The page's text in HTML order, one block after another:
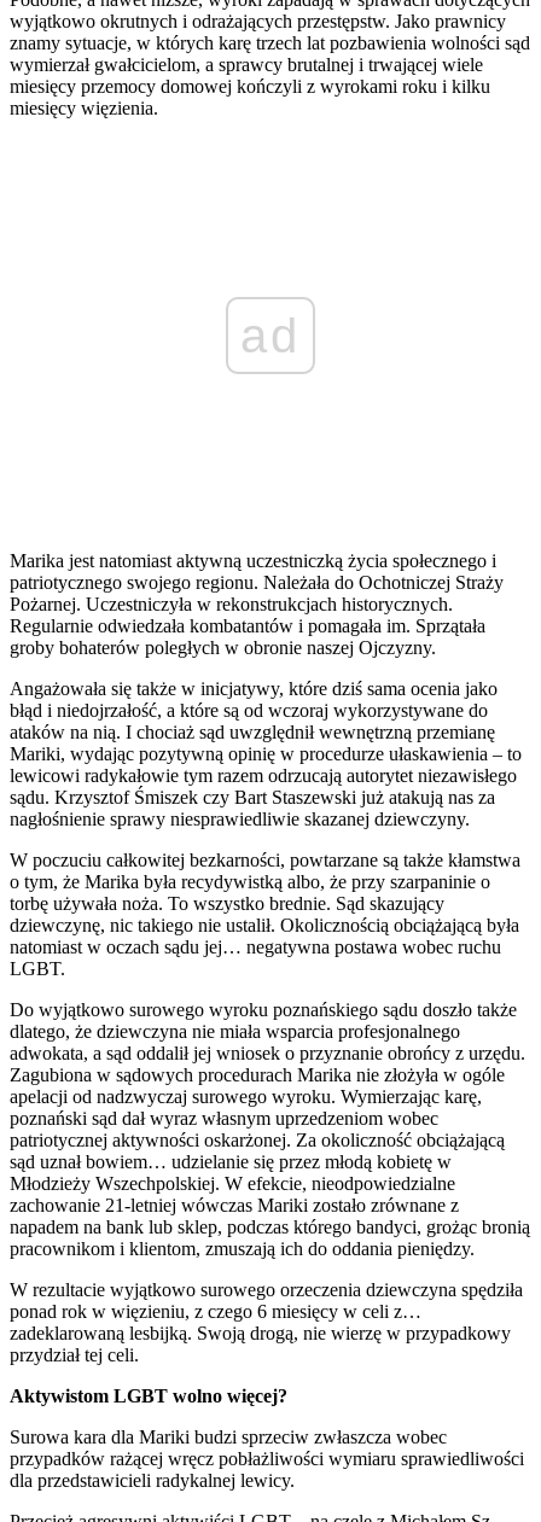
wyjątkowo okrutnych i odrażających przestępstw. Jako prawnicy
znamy sytuacje, w których karę trzech lat pozbawienia wolności sąd
wymierzał gwałcicielom, a sprawcy brutalnej i trwającej wiele
miesięcy przemocy domowej kończyli z wyrokami roku i kilku
miesięcy więzienia.
ad
Marika jest natomiast aktywną uczestniczką życia społecznego i
patriotycznego swojego regionu. Należała do Ochotniczej Straży
Pożarnej. Uczestniczyła w rekonstrukcjach historycznych.
Regularnie odwiedzała kombatantów i pomagała im. Sprzątała
groby bohaterów poległych w obronie naszej Ojczyzny.
Angażowała się także w inicjatywy, które dziś sama ocenia jako
błąd i niedojrzałość, a które są od wczoraj wykorzystywane do
ataków na nią. I chociaż sąd uwzględnił wewnętrzną przemianę
Mariki, wydając pozytywną opinię w procedurze ułaskawienia – to
lewicowi radykałowie tym razem odrzucają autorytet niezawisłego
sądu. Krzysztof Śmiszek czy Bart Staszewski już atakują nas za
nagłośnienie sprawy niesprawiedliwie skazanej dziewczyny.
W poczuciu całkowitej bezkarności, powtarzane są także kłamstwa
o tym, że Marika była recydywistką albo, że przy szarpaninie o
torbę używała noża. To wszystko brednie. Sąd skazujący
dziewczynę, nic takiego nie ustalił. Okolicznością obciążającą była
natomiast w oczach sądu jej… negatywna postawa wobec ruchu
LGBT.
Do wyjątkowo surowego wyroku poznańskiego sądu doszło także
dlatego, że dziewczyna nie miała wsparcia profesjonalnego
adwokata, a sąd oddalił jej wniosek o przyznanie obrońcy z urzędu.
Zagubiona w sądowych procedurach Marika nie złożyła w ogóle
apelacji od nadzwyczaj surowego wyroku. Wymierzając karę,
poznański sąd dał wyraz własnym uprzedzeniom wobec
patriotycznej aktywności oskarżonej. Za okoliczność obciążającą
sąd uznał bowiem… udzielanie się przez młodą kobietę w
Młodzieży Wszechpolskiej. W efekcie, nieodpowiedzialne
zachowanie 21-letniej wówczas Mariki zostało zrównane z
napadem na bank lub sklep, podczas którego bandyci, grożąc bronią
pracownikom i klientom, zmuszają ich do oddania pieniędzy.
W rezultacie wyjątkowo surowego orzeczenia dziewczyna spędziła
ponad rok w więzieniu, z czego 6 miesięcy w celi z…
zadeklarowaną lesbijką. Swoją drogą, nie wierzę w przypadkowy
przydział tej celi.
Aktywistom LGBT wolno więcej?
Surowa kara dla Mariki budzi sprzeciw zwłaszcza wobec
przypadków rażącej wręcz pobłażliwości wymiaru sprawiedliwości
dla przedstawicieli radykalnej lewicy.